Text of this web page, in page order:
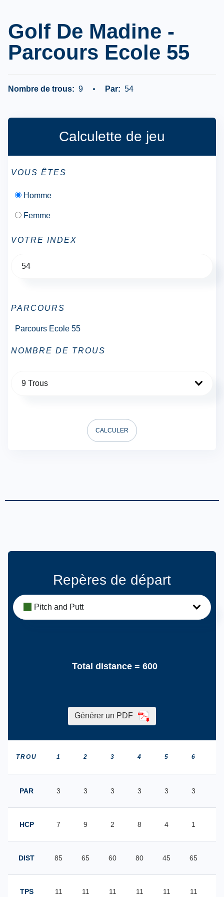
Golf De Madine -
Parcours Ecole 55
Nombre de trous: 9 Par: 54
Calculette de jeu
VOUS ÊTES
Homme
Femme
VOTRE INDEX
PARCOURS
Parcours Ecole 55
NOMBRE DE TROUS
9 Trous
CALCULER
Repères de départ
Pitch and Putt
Total distance = 600
Générer un PDF
TROU 1 2 3 4 5 6
PAR 3 3 3 3 3 3
HCP 7 9 2 8 4 1
DIST 85 65 60 80 45 65
TPS 11 11 11 11 11 11